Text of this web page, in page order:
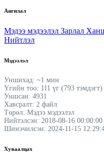
Ангилал
Мэдээ мэдээлэл Зарлал
Нийтлэл
Мэдээлэл
Уншихад: ~1 мин
Үгийн тоо: 111 үг (793 тэмдэгт)
Уншсан: 4931
Хавсралт: 2 файл
Төрөл: Мэдээ мэдээлэл
Нийтэлсэн: 2018-08-16 00:00:00
Шинэчилсэн: 2024-11-15
Хуваалцах